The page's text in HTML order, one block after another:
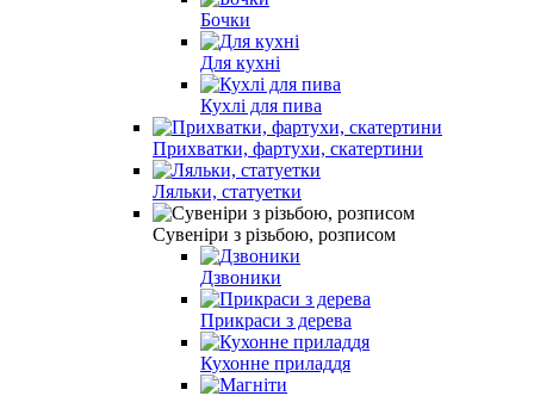
Бочки
Для кухні
Кухлі для пива
Прихватки, фартухи, скатертини
Ляльки, статуетки
Сувеніри з різьбою, розписом
Дзвоники
Прикраси з дерева
Кухонне приладдя